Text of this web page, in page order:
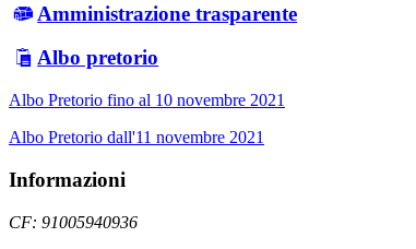
Amministrazione trasparente
Albo pretorio
Albo Pretorio fino al 10 novembre 2021
Albo Pretorio dall'11 novembre 2021
Informazioni
CF: 91005940936